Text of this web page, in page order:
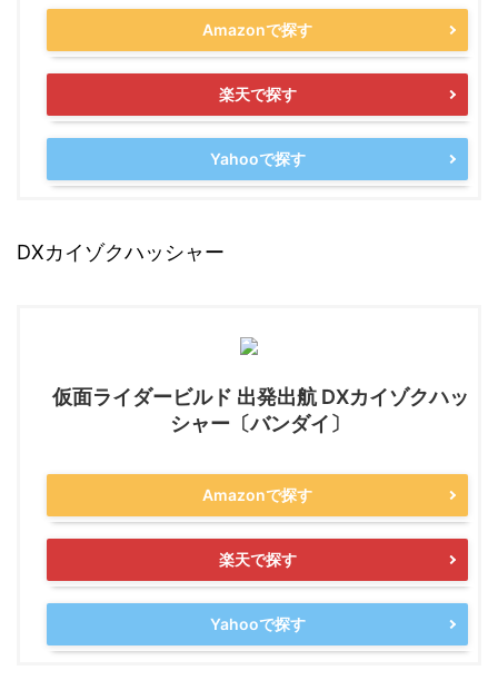
Amazonで探す
楽天で探す
Yahooで探す
DXカイゾクハッシャー
仮面ライダービルド 出発出航 DXカイゾクハッ
シャー〔バンダイ〕
Amazonで探す
楽天で探す
Yahooで探す